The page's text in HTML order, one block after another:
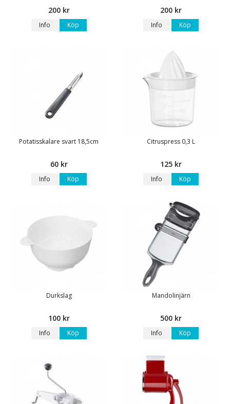
200 kr
Info Köp
200 kr
Info Köp
Potatisskalare svart 18,5cm
60 kr
Info Köp
Citruspress 0,3 L
125 kr
Info Köp
Durkslag
100 kr
Info Köp
Mandolinjärn
500 kr
Info Köp